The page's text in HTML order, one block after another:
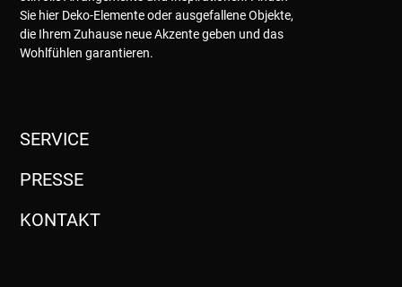
Sie hier Deko-Elemente oder ausgefallene Objekte,
die Ihrem Zuhause neue Akzente geben und das
Wohlfühlen garantieren.
SERVICE
PRESSE
KONTAKT